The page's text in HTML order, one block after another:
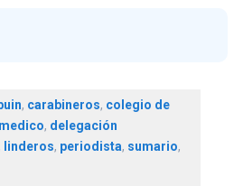
, carabineros, colegio de
, delegación
linderos, periodista, sumario,